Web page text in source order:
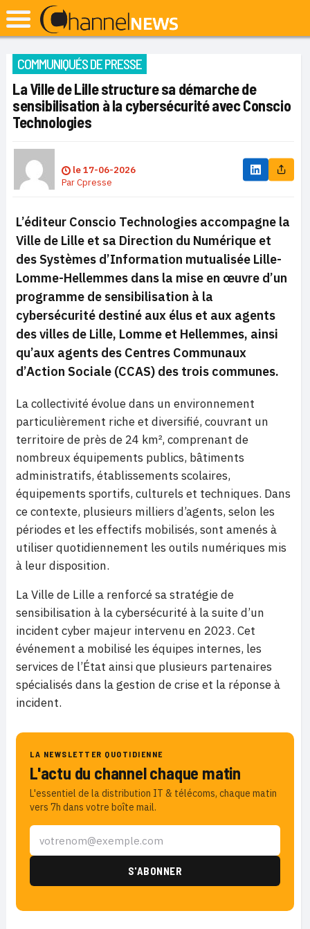
COMMUNIQUÉS DE PRESSE
La Ville de Lille structure sa démarche de
sensibilisation à la cybersécurité avec Conscio
Technologies
le17-06-2026
ParCpresse
L’éditeur Conscio Technologies accompagne la
Ville de Lille et sa Direction du Numérique et
des Systèmes d’Information mutualisée Lille-
Lomme-Hellemmes dans la mise en œuvre d’un
programme de sensibilisation à la
cybersécurité destiné aux élus et aux agents
des villes de Lille, Lomme et Hellemmes, ainsi
qu’aux agents des Centres Communaux
d’Action Sociale (CCAS) des trois communes.
La collectivité évolue dans un environnement
particulièrement riche et diversifié, couvrant un
territoire de près de 24 km², comprenant de
nombreux équipements publics, bâtiments
administratifs, établissements scolaires,
équipements sportifs, culturels et techniques. Dans
ce contexte, plusieurs milliers d’agents, selon les
périodes et les effectifs mobilisés, sont amenés à
utiliser quotidiennement les outils numériques mis
à leur disposition.
La Ville de Lille a renforcé sa stratégie de
sensibilisation à la cybersécurité à la suite d’un
incident cyber majeur intervenu en 2023. Cet
événement a mobilisé les équipes internes, les
services de l’État ainsi que plusieurs partenaires
spécialisés dans la gestion de crise et la réponse à
incident.
LA NEWSLETTER QUOTIDIENNE
L'actu du channel chaque matin
L'essentiel de la distribution IT & télécoms, chaque matin
vers 7h dans votre boîte mail.